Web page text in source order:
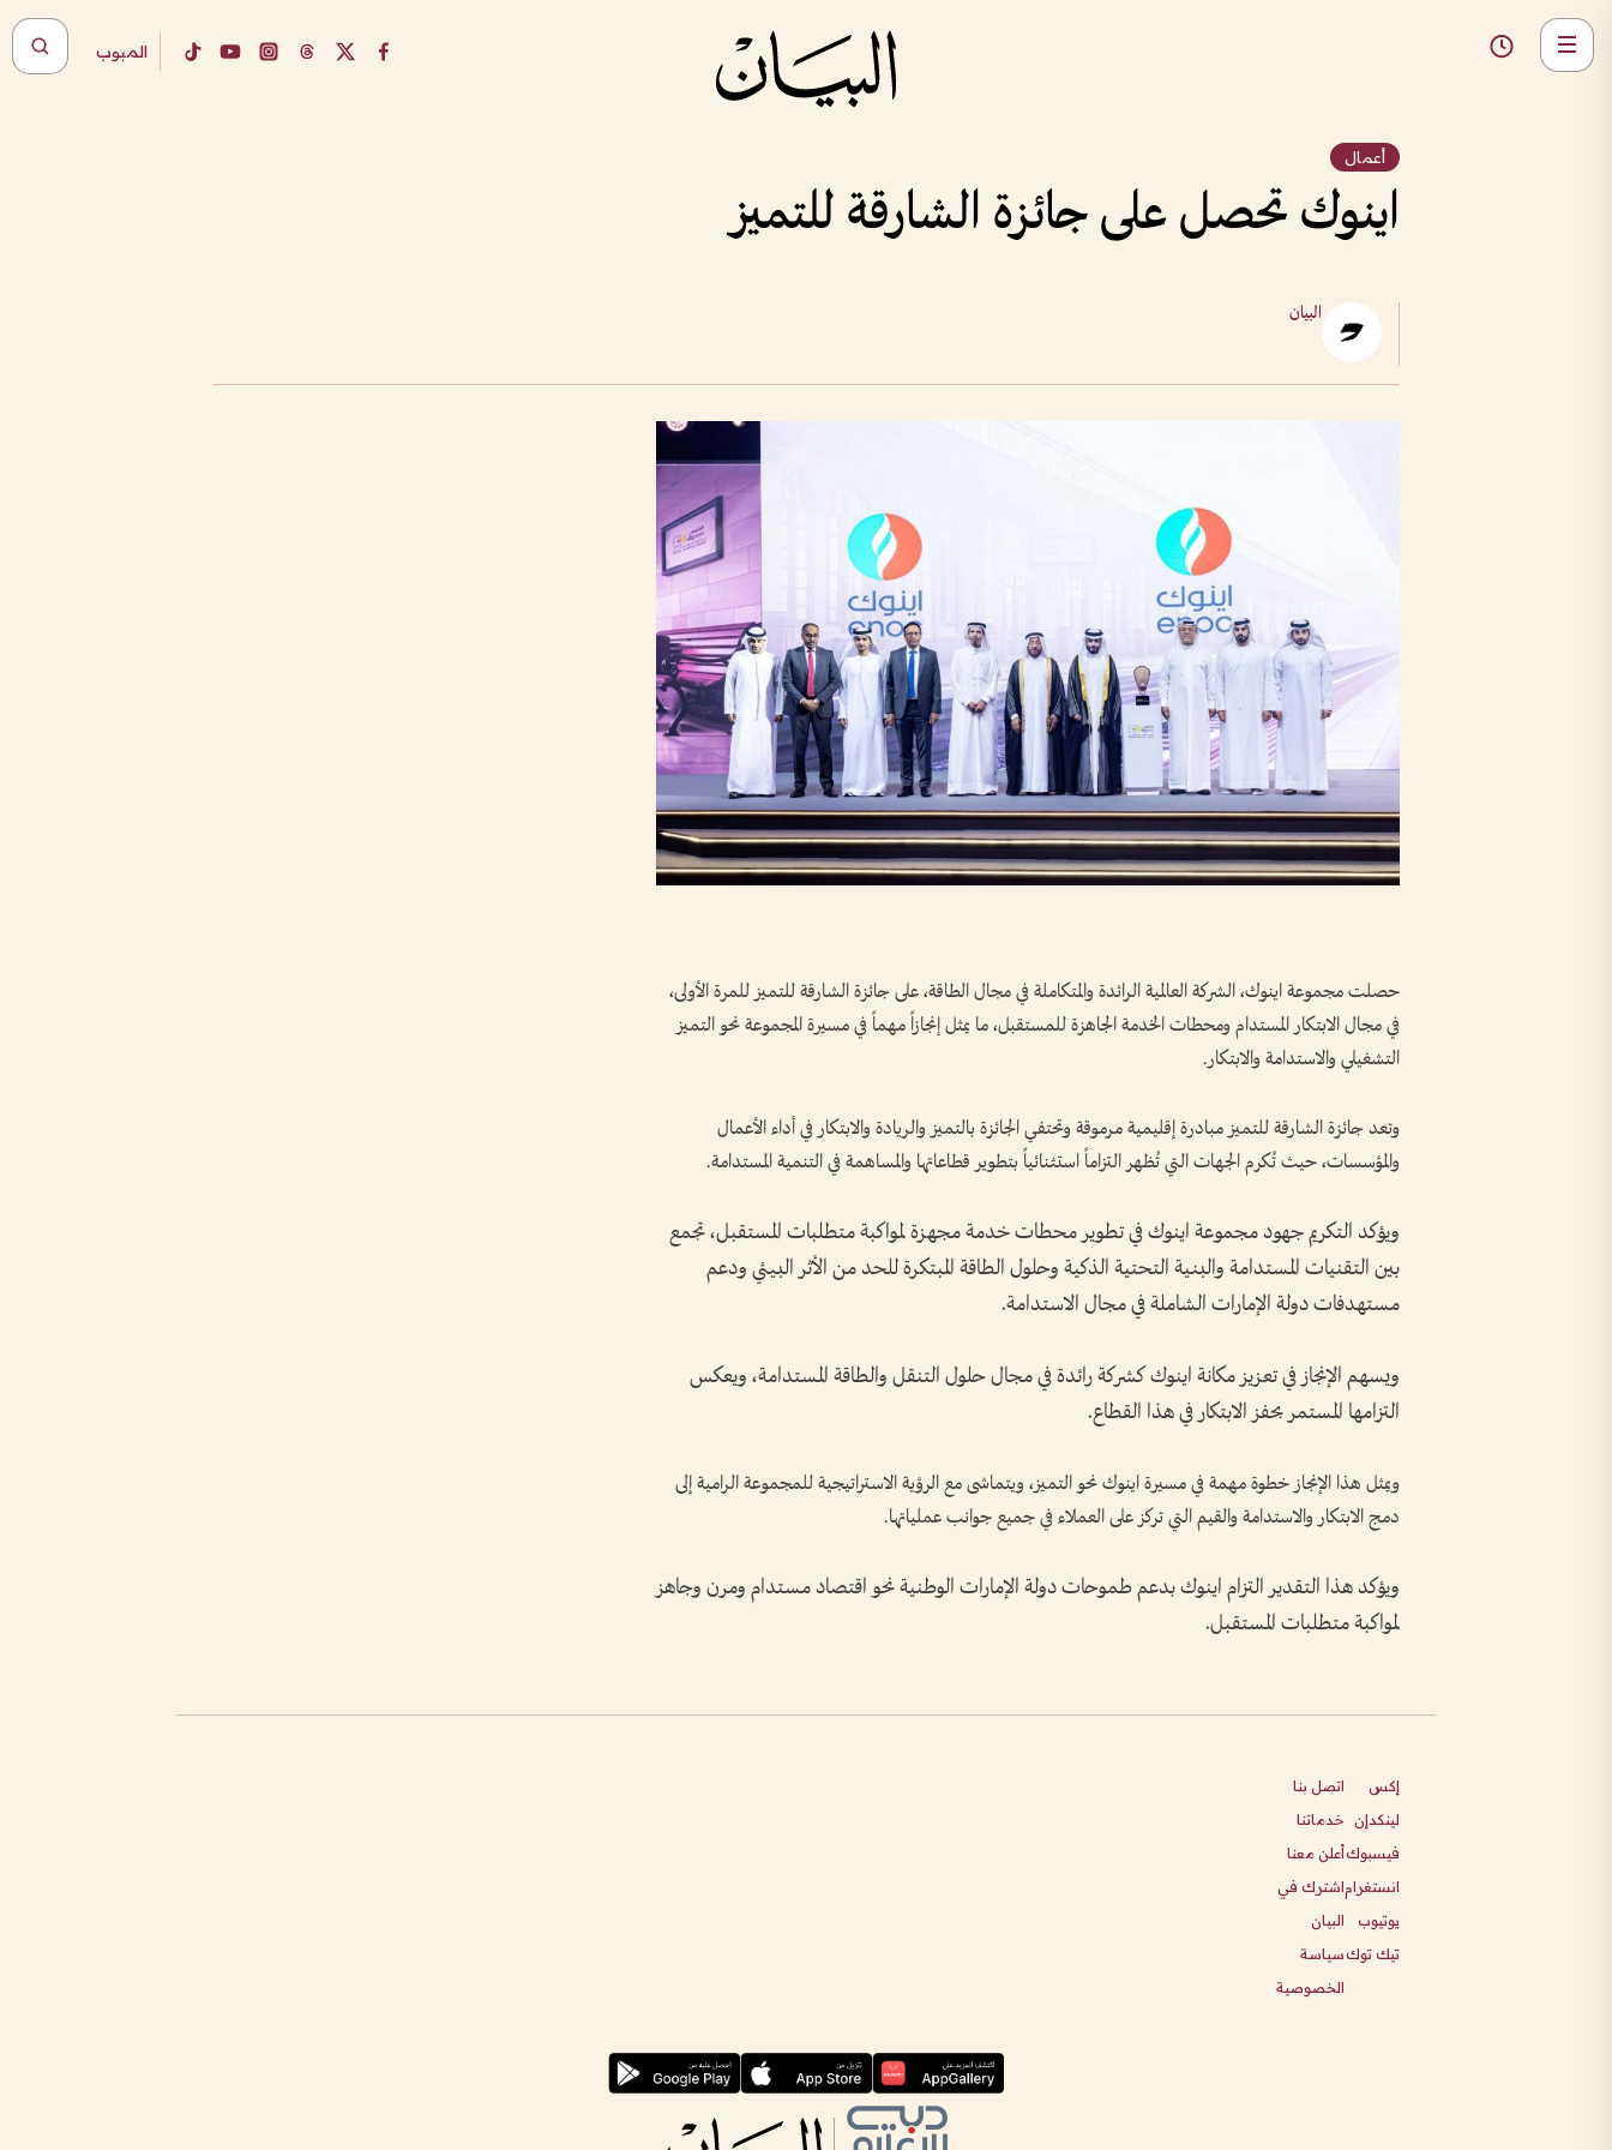
المبوب
أعمال
اينوك تحصل على جائزة الشارقة للتميز
البيان
حصلت مجموعة اينوك، الشركة العالمية الرائدة والمتكاملة في مجال الطاقة، على جائزة الشارقة للتميز للمرة الأولى،
في مجال الابتكار المستدام ومحطات الخدمة الجاهزة للمستقبل، ما يمثل إنجازاً مهماً في مسيرة المجموعة نحو التميز
التشغيلي والاستدامة والابتكار.
وتعد جائزة الشارقة للتميز مبادرة إقليمية مرموقة وتحتفي الجائزة بالتميز والريادة والابتكار في أداء الأعمال
والمؤسسات، حيث تُكرم الجهات التي تُظهر التزاماً استثنائياً بتطوير قطاعاتها والمساهمة في التنمية المستدامة.
ويؤكد التكريم جهود مجموعة اينوك في تطوير محطات خدمة مجهزة لمواكبة متطلبات المستقبل، تجمع
بين التقنيات المستدامة والبنية التحتية الذكية وحلول الطاقة المبتكرة للحد من الأثر البيئي ودعم
مستهدفات دولة الإمارات الشاملة في مجال الاستدامة.
ويسهم الإنجاز في تعزيز مكانة اينوك كشركة رائدة في مجال حلول التنقل والطاقة المستدامة، ويعكس
التزامها المستمر بحفز الابتكار في هذا القطاع.
ويمثل هذا الإنجاز خطوة مهمة في مسيرة اينوك نحو التميز، ويتماشى مع الرؤية الاستراتيجية للمجموعة الرامية إلى
دمج الابتكار والاستدامة والقيم التي تركز على العملاء في جميع جوانب عملياتها.
ويؤكد هذا التقدير التزام اينوك بدعم طموحات دولة الإمارات الوطنية نحو اقتصاد مستدام ومرن وجاهز
لمواكبة متطلبات المستقبل.
إكس
لينكدإن
فيسبوك
انستغرام
يوتيوب
تيك توك
اتصل بنا
خدماتنا
أعلن معنا
اشترك في
البيان
سياسة
الخصوصية